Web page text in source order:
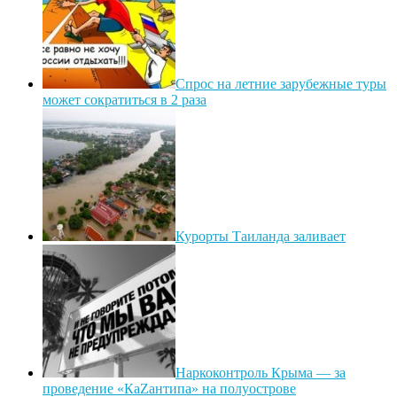
Спрос на летние зарубежные туры
может сократиться в 2 раза
Курорты Таиланда заливает
Наркоконтроль Крыма — за
проведение «КаZантипа» на полуострове